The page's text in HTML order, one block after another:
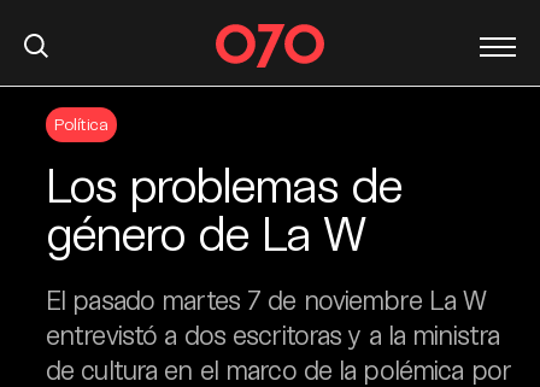
Política
Los problemas de
género de La W
El pasado martes 7 de noviembre La W
entrevistó a dos escritoras y a la ministra
de cultura en el marco de la polémica por